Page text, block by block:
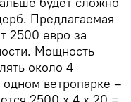
Предлагаемая
2500 евро за
Мощность
около 4
одном ветропарке –